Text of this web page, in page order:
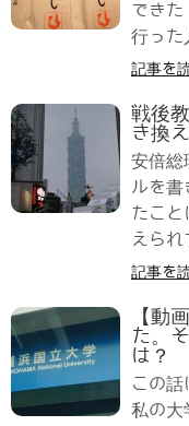
でき
行った
記事を
戦後
き換
安倍総
ルを
たこと
えられ
記事を
【動
た。
は？
この話
私の大